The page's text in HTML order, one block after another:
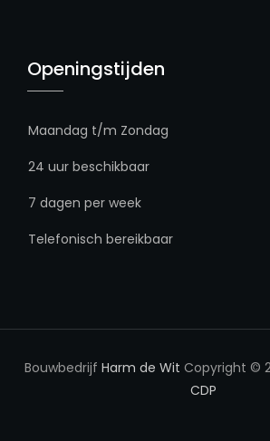
Openingstijden
Maandag t/m Zondag
24 uur beschikbaar
7 dagen per week
Telefonisch bereikbaar
Bouwbedrijf Harm de Wit Copyright ©
CDP